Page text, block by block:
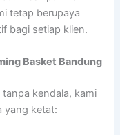
tetap berupaya
bagi setiap klien.
Basket Bandung
tanpa kendala, kami
yang ketat: